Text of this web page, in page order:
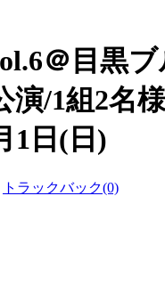
＠目黒
演/1組2名
1日(日)
トラックバック(0)